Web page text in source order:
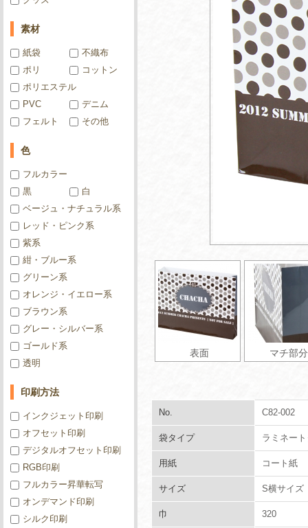
表面 マチ部分
No. C82-002
袋タイプ ラミネー
用紙 コート紙
サイズ S横サイズ
巾 320
素材
紙袋
不織布
ポリ
コットン
ポリエステル
PVC
デニム
フェルト
その他
色
フルカラー
黒
白
ベージュ・ナチュラル系
レッド・ピンク系
紫系
紺・ブルー系
グリーン系
オレンジ・イエロー系
ブラウン系
グレー・シルバー系
ゴールド系
透明
印刷方法
インクジェット印刷
オフセット印刷
デジタルオフセット印刷
RGB印刷
フルカラー昇華転写
オンデマンド印刷
シルク印刷